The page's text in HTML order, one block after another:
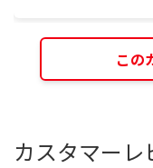
この
カスタマーレ